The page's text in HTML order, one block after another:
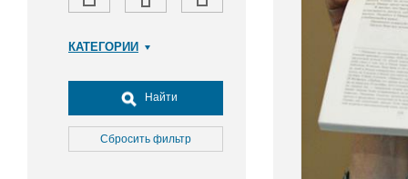
КАТЕГОРИИ
Досуг, туризм и отдых
Культура
Медицина
Найти
Сбросить фильтр